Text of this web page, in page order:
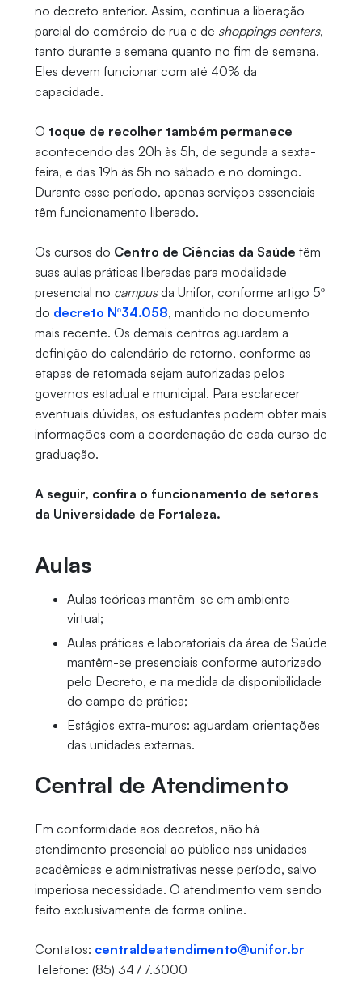
no decreto anterior. Assim, continua a liberação
parcial do comércio de rua e de shoppings centers,
tanto durante a semana quanto no fim de semana.
Eles devem funcionar com até 40% da
capacidade.
O toque de recolher também permanece
acontecendo das 20h às 5h, de segunda a sexta-
feira, e das 19h às 5h no sábado e no domingo.
Durante esse período, apenas serviços essenciais
têm funcionamento liberado.
Os cursos do Centro de Ciências da Saúde têm
suas aulas práticas liberadas para modalidade
presencial no campusda Unifor, conforme artigo 5º
do decreto Nº34.058, mantido no documento
mais recente. Os demais centros aguardam a
definição do calendário de retorno, conforme as
etapas de retomada sejam autorizadas pelos
governos estadual e municipal. Para esclarecer
eventuais dúvidas, os estudantes podem obter mais
informações com a coordenação de cada curso de
graduação.
A seguir, confira o funcionamento de setores
da Universidade de Fortaleza.
Aulas
Aulas teóricas mantêm-se em ambiente
virtual;
Aulas práticas e laboratoriais da área de Saúde
mantêm-se presenciais conforme autorizado
pelo Decreto, e na medida da disponibilidade
do campo de prática;
Estágios extra-muros: aguardam orientações
das unidades externas.
Central de Atendimento
Em conformidade aos decretos, não há
atendimento presencial ao público nas unidades
acadêmicas e administrativas nesse período, salvo
imperiosa necessidade. O atendimento vem sendo
feito exclusivamente de forma online.
Contatos: centraldeatendimento@unifor.br
Telefone: (85) 3477.3000